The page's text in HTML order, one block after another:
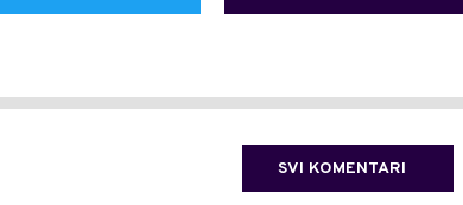
SVI KOMENTARI